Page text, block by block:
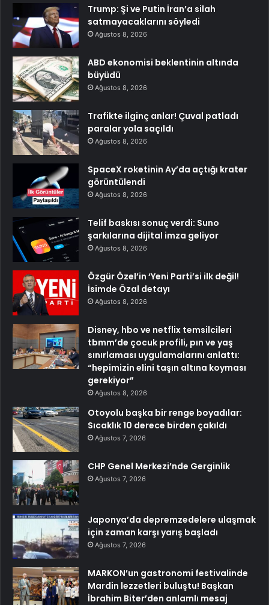
Trump: Şi ve Putin İran’a silah
satmayacaklarını söyledi
Ağustos 8, 2026
ABD ekonomisi beklentinin altında
büyüdü
Ağustos 8, 2026
Trafikte ilginç anlar! Çuval patladı
paralar yola saçıldı
Ağustos 8, 2026
SpaceX roketinin Ay’da açtığı krater
görüntülendi
Ağustos 8, 2026
Telif baskısı sonuç verdi: Suno
şarkılarına dijital imza geliyor
Ağustos 8, 2026
Özgür Özel’in ‘Yeni Parti’si ilk değil!
İsimde Özal detayı
Ağustos 8, 2026
Disney, hbo ve netflix temsilcileri
tbmm’de çocuk profili, pın ve yaş
sınırlaması uygulamalarını anlattı:
“hepimizin elini taşın altına koyması
gerekiyor”
Ağustos 8, 2026
Otoyolu başka bir renge boyadılar:
Sıcaklık 10 derece birden çakıldı
Ağustos 7, 2026
CHP Genel Merkezi’nde Gerginlik
Ağustos 7, 2026
Japonya’da depremzedelere ulaşmak
için zaman karşı yarış başladı
Ağustos 7, 2026
MARKON’un gastronomi festivalinde
Mardin lezzetleri buluştu! Başkan
İbrahim Biter’den anlamlı mesaj